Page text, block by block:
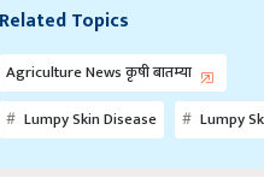
Related Topics
Agriculture News कृषी बातम्या
Lumpy Skin Disease
Lumpy